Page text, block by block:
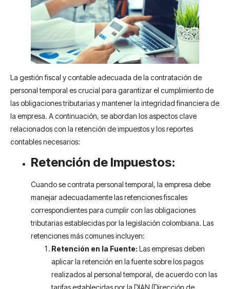
La gestión fiscal y contable adecuada de la contratación de
personal temporal es crucial para garantizar el cumplimiento de
las obligaciones tributarias y mantener la integridad financiera de
la empresa. A continuación, se abordan los aspectos clave
relacionados con la retención de impuestos y los reportes
contables necesarios:
Retención de Impuestos:
Cuando se contrata personal temporal, la empresa debe
manejar adecuadamente las retenciones fiscales
correspondientes para cumplir con las obligaciones
tributarias establecidas por la legislación colombiana. Las
retenciones más comunes incluyen:
Retención en la Fuente: Las empresas deben
aplicar la retención en la fuente sobre los pagos
realizados al personal temporal, de acuerdo con las